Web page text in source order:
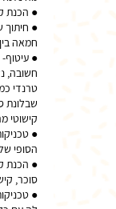
● חיתוך
●
חשובה,
טרנדי
שבלונת
●
● הכנת
●